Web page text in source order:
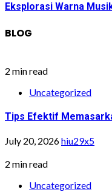
Eksplorasi Warna
BLOG
2 min read
Uncategorized
Tips Efektif
July 20, 2026hiu29x5
2 min read
Uncategorized